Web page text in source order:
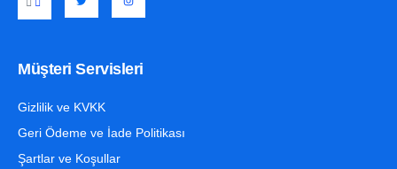
Müşteri Servisleri
Gizlilik ve KVKK
Geri Ödeme ve İade Politikası
Şartlar ve Koşullar